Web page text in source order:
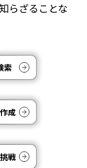
らざることな
索
成
戦